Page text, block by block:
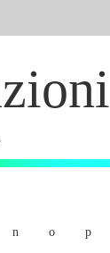
n o p